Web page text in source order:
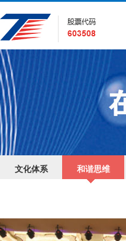
文化体系 和谐思维